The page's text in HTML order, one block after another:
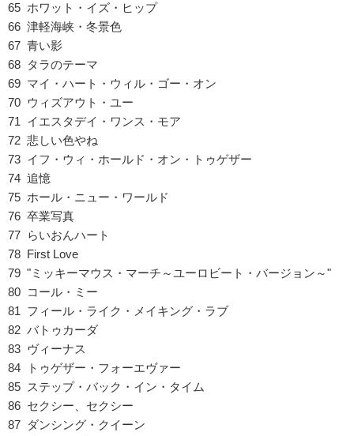
65 ホワット・イズ・ヒップ
66 津軽海峡・冬景色
67 青い影
68 タラのテーマ
69 マイ・ハート・ウィル・ゴー・オン
70 ウィズアウト・ユー
71 イエスタデイ・ワンス・モア
72 悲しい色やね
73 イフ・ウィ・ホールド・オン・トゥゲザー
74 追憶
75 ホール・ニュー・ワールド
76 卒業写真
77 らいおんハート
78 First Love
79 "ミッキーマウス・マーチ～ユーロビート・バージョン～"
80 コール・ミー
81 フィール・ライク・メイキング・ラブ
82 バトゥカーダ
83 ヴィーナス
84 トゥゲザー・フォーエヴァー
85 ステップ・バック・イン・タイム
86 セクシー、セクシー
87 ダンシング・クイーン